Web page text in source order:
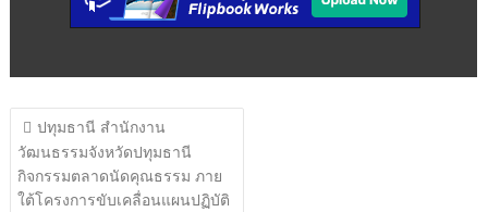
แนะแนว
เรื่อง
ปทุมธานี สำนักงาน
วัฒนธรรมจังหวัดปทุมธานี
กิจกรรมตลาดนัดคุณธรรม ภาย
ใต้โครงการขับเคลื่อนแผนปฏิบัติ